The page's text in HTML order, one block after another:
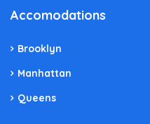
Accomodations
Brooklyn
Manhattan
Queens